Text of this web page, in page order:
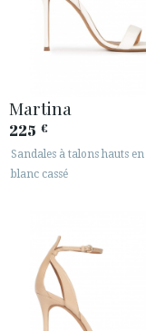
Martina
225 €
Sandales à talons hauts
blanc cassé